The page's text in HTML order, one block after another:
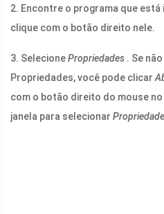
2. Encontre o programa que
clique com o botão direito nele.
3. SelecionePropriedades . Se
Propriedades, você pode clicar
com o botão direito do mouse
janela para selecionar